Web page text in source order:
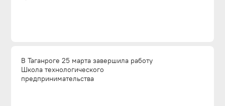
В Таганроге 25 марта завершила работу
Школа технологического
предпринимательства